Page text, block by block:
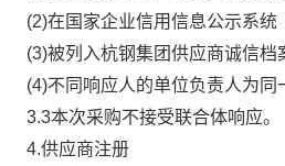
(2)在国家企业信用信息公示系统
(3)被列入杭钢集团供应商诚信
(4)不同响应人的单位负责人为
3.3本次采购不接受联合体响应。
4.供应商注册